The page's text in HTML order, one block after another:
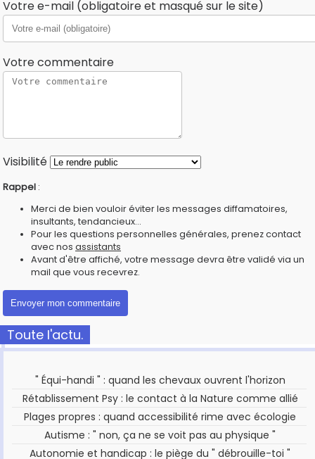
Votre e-mail (obligatoire et masqué sur le site)
Votre commentaire
Visibilité
Rappel :
Merci de bien vouloir éviter les messages diffamatoires,
insultants, tendancieux...
Pour les questions personnelles générales, prenez contact
avec nos assistants
Avant d'être affiché, votre message devra être validé via un
mail que vous recevrez.
Toute l'actu.
" Équi-handi " : quand les chevaux ouvrent l'horizon
Rétablissement Psy : le contact à la Nature comme allié
Plages propres : quand accessibilité rime avec écologie
Autisme : " non, ça ne se voit pas au physique "
Autonomie et handicap : le piège du " débrouille-toi "